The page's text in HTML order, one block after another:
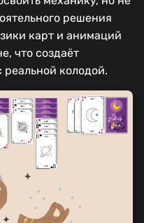
решения
карт и анимаций
что создаёт
колодой.